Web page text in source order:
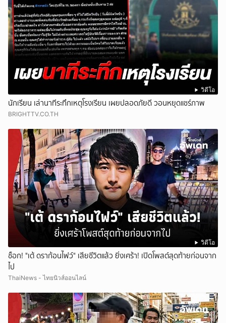
วิดีโอ
นักเรียน เล่านาทีระทึกเหตุโรงเรียน เผยปลอดภัยดี วอนหยุดแชร์ภาพ
BRIGHTTV.CO.TH
วิดีโอ
ช็อก! "เต้ ดราก้อนไฟว์" เสียชีวิตแล้ว ยิ่งเศร้า! เปิดโพสต์สุดท้ายก่อนจาก
ไป
ThaiNews - ไทยนิวส์ออนไลน์